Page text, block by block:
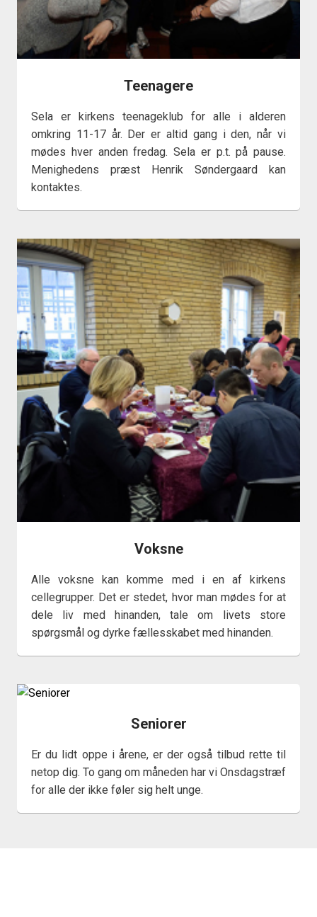
Teenagere
Sela er kirkens teenageklub for alle i alderen
omkring 11-17 år. Der er altid gang i den, når vi
mødes hver anden fredag. Sela er p.t. på pause.
Menighedens præst Henrik Søndergaard kan
kontaktes.
Voksne
Alle voksne kan komme med i en af kirkens
cellegrupper. Det er stedet, hvor man mødes for at
dele liv med hinanden, tale om livets store
spørgsmål og dyrke fællesskabet med hinanden.
Seniorer
Er du lidt oppe i årene, er der også tilbud rette til
netop dig. To gang om måneden har vi Onsdagstræf
for alle der ikke føler sig helt unge.